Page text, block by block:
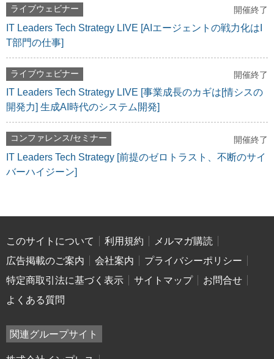
ライブウェビナー 開催終了
IT Leaders Tech Strategy LIVE [AIエージェントの戦力化はI
T部門の仕事]
ライブウェビナー 開催終了
IT Leaders Tech Strategy LIVE [事業成長のカギは[情シスの
開発力] 生成AI時代のシステム開発]
コンファレンス/セミナー 開催終了
IT Leaders Tech Strategy [前提のゼロトラスト、不断のサイ
バーハイジーン]
このサイトについて 利用規約
メルマガ購読
広告掲載のご案内
会社案内
プライバシーポリシー
特定商取引法に基づく表示
サイトマップ
お問合せ
よくある質問
関連グループサイト